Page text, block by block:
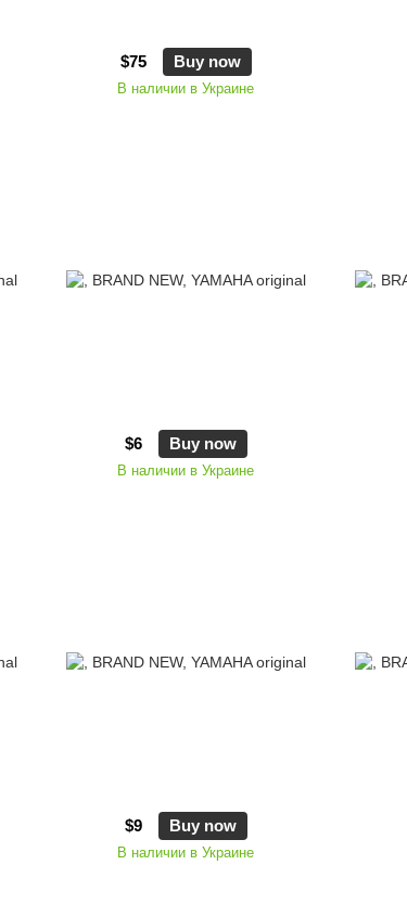
$75 Buy now
В наличии в Украине
$6 Buy now
В наличии в Украине
$9 Buy now
В наличии в Украине